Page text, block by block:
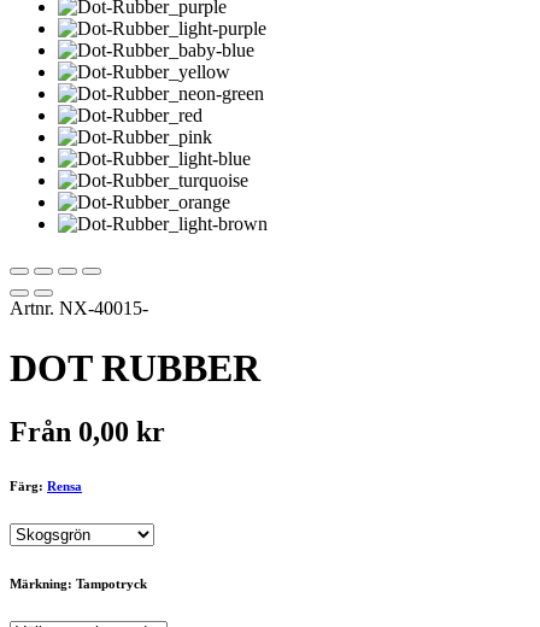
Artnr. NX-40015-
DOT RUBBER
Från 0,00 kr
Färg: Rensa
Märkning: Tampotryck